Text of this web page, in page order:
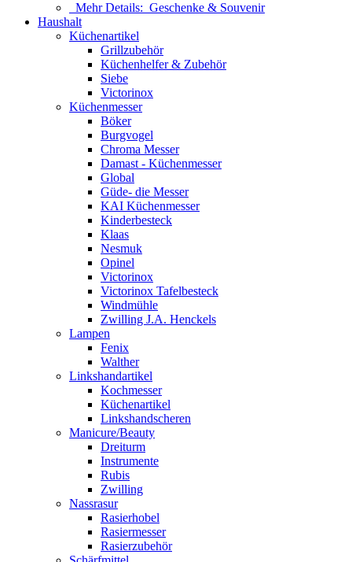
Mehr Details: Geschenke & Souvenir
Haushalt
Küchenartikel
Grillzubehör
Küchenhelfer & Zubehör
Siebe
Victorinox
Küchenmesser
Böker
Burgvogel
Chroma Messer
Damast - Küchenmesser
Global
Güde- die Messer
KAI Küchenmesser
Kinderbesteck
Klaas
Nesmuk
Opinel
Victorinox
Victorinox Tafelbesteck
Windmühle
Zwilling J.A. Henckels
Lampen
Fenix
Walther
Linkshandartikel
Kochmesser
Küchenartikel
Linkshandscheren
Manicure/Beauty
Dreiturm
Instrumente
Rubis
Zwilling
Nassrasur
Rasierhobel
Rasiermesser
Rasierzubehör